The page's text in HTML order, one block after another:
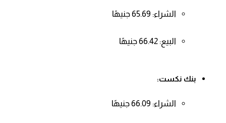
الشراء: 65.69 جنيهًا
البيع: 66.42 جنيهًا
بنك نكست:
الشراء: 66.09 جنيهًا